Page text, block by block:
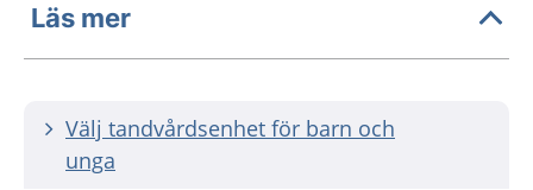
Läs mer
Välj tandvårdsenhet för barn och
unga